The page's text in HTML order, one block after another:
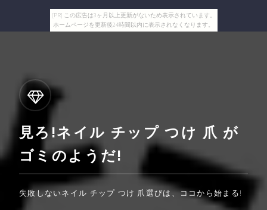
[PR] この広告は3ヶ月以上更新がないため表示されています。
ホームページを更新後24時間以内に表示されなくなります。
見ろ!ネイル チップ つけ 爪 が
ゴミのようだ!
失敗しないネイル チップ つけ 爪選びは、ココから始まる!